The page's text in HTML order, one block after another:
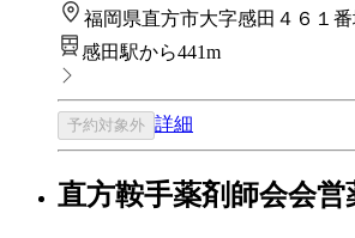
福岡県直方市大字感田４６１
感田駅から441m
予約対象外 詳細
直方鞍手薬剤師会会営